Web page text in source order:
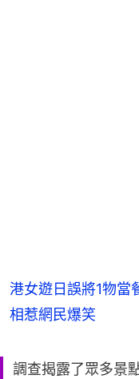
港女遊日誤將1物
相惹網民爆笑
調查揭露了眾多景